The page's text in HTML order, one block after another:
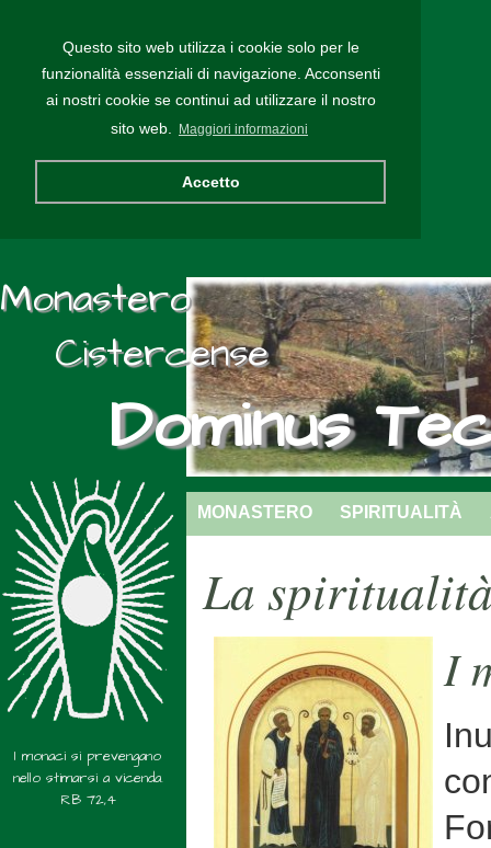
Questo sito web utilizza i cookie solo per le
funzionalità essenziali di navigazione. Acconsenti
ai nostri cookie se continui ad utilizzare il nostro
sito web.
Maggiori informazioni
Accetto
I monaci si prevengano
nello stimarsi a vicenda.
RB 72,4
Monastero
Cistercense
Dominus
MONASTERO SPIRITUALITÀ
La
I